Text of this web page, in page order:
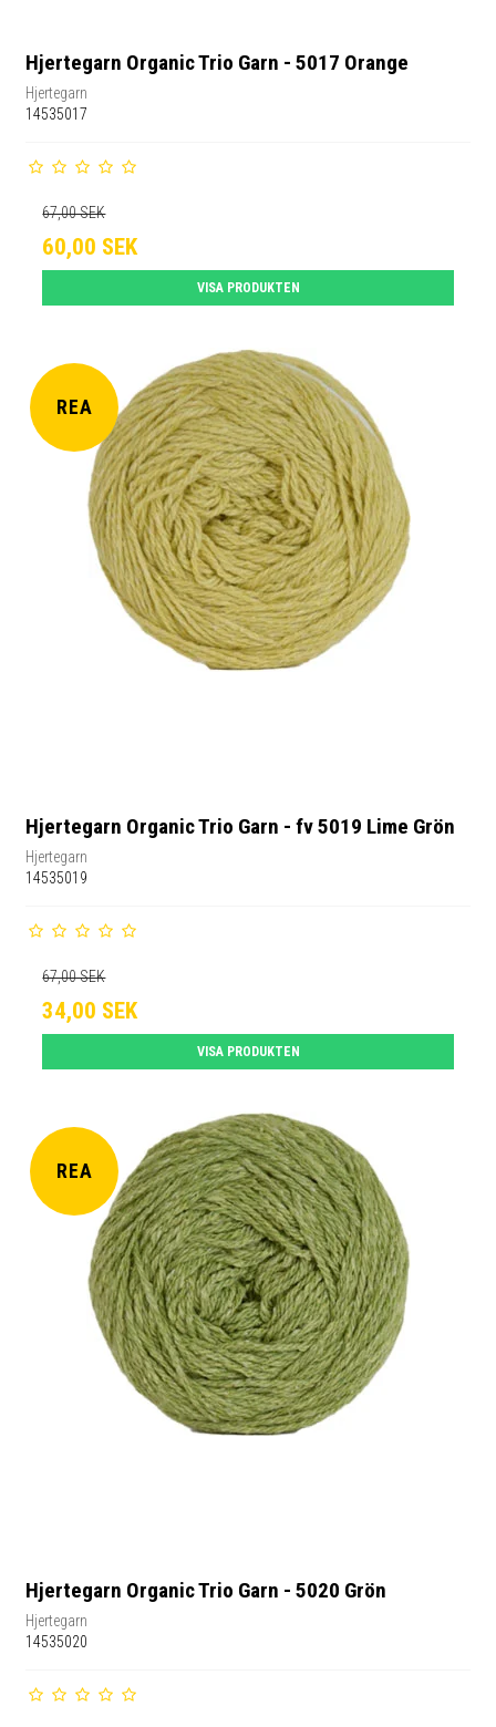
Hjertegarn Organic Trio Garn - 5017 Orange
Hjertegarn
14535017
67,00 SEK
60,00 SEK
VISA PRODUKTEN
REA
Hjertegarn Organic Trio Garn - fv 5019 Lime Grön
Hjertegarn
14535019
67,00 SEK
34,00 SEK
VISA PRODUKTEN
REA
Hjertegarn Organic Trio Garn - 5020 Grön
Hjertegarn
14535020